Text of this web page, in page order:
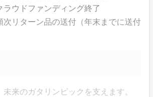
ドファンディング終了
リターン品の送付（年末までに送付
来のガタリンピックを支えます。